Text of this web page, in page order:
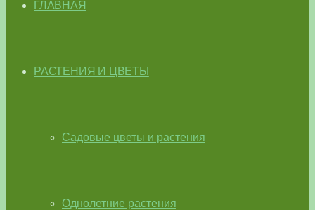
ГЛАВНАЯ
РАСТЕНИЯ И ЦВЕТЫ
Садовые цветы и растения
Однолетние растения